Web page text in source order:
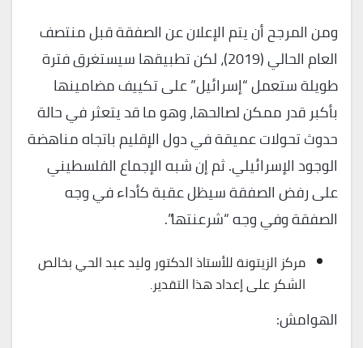
ومن المرجح أن يتم الإعلان عن الصفقة قبل منتصف
العام الحالي (2019)، لكن تطبيقها سيستغرق فترة
طويلة ستعمل “إسرائيل” على تكييف مضامينها
بأكبر قدر ممكن لصالحها، وهو ما قد يتعثر في حالة
حدوث تحولات عميقة في دول الإقليم باتجاه مناهضة
الوجود الإسرائيلي. ثم إن شبه الإجماع الفلسطيني
على رفض الصفقة سيظل عقبة كأداء في وجه
الصفقة وفي وجه “شرعنتها”.
مركز الزيتونة للأستاذ الدكتور وليد عبد الحي بخالص
الشكر على إعداد هذا التقدير.
الهوامش: